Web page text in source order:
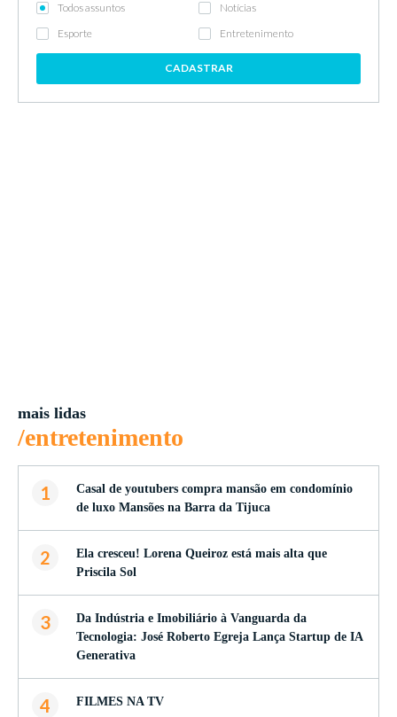
Todos assuntos
Notícias
Esporte
Entretenimento
CADASTRAR
mais lidas
/entretenimento
1
Casal de youtubers compra mansão em condomínio
de luxo Mansões na Barra da Tijuca
2
Ela cresceu! Lorena Queiroz está mais alta que
Priscila Sol
3
Da Indústria e Imobiliário à Vanguarda da
Tecnologia: José Roberto Egreja Lança Startup de IA
Generativa
4 FILMES NA TV